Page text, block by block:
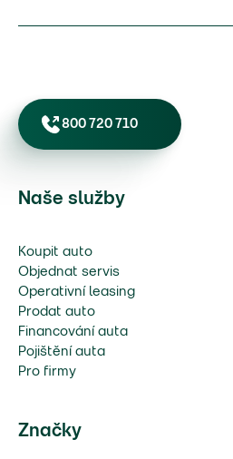
800 720 710
Naše služby
Koupit auto
Objednat servis
Operativní leasing
Prodat auto
Financování auta
Pojištění auta
Pro firmy
Značky